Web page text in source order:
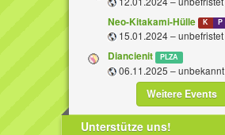
Neo-Kitakami-Hülle
K P
15.01.2024 – unbefristet
Diancienit
PLZA
06.11.2025 – unbekannt
Weitere Events
Unterstütze uns!